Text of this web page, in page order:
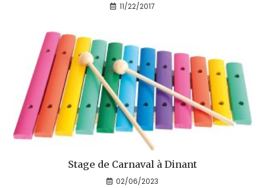
11/22/2017
Stage de Carnaval à Dinant
02/06/2023